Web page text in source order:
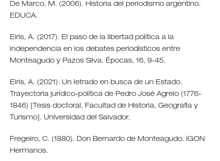
De Marco, M. (2006). Historia del periodismo argentino.
EDUCA.
Eiris, A. (2017). El paso de la libertad política a la
independencia en los debates periodísticos entre
Monteagudo y Pazos Silva. Épocas, 16, 9-45.
Eiris, A. (2021). Un letrado en busca de un Estado.
Trayectoria jurídico-política de Pedro José Agrelo (1776-
1846) [Tesis doctoral, Facultad de Historia, Geografía y
Turismo]. Universidad del Salvador.
Fregeiro, C. (1880). Don Bernardo de Monteagudo. IGON
Hermanos.